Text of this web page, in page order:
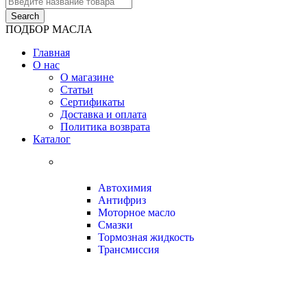
ПОДБОР МАСЛА
Главная
О нас
О магазине
Статьи
Сертификаты
Доставка и оплата
Политика возврата
Каталог
Автохимия
Антифриз
Моторное масло
Смазки
Тормозная жидкость
Трансмиссия